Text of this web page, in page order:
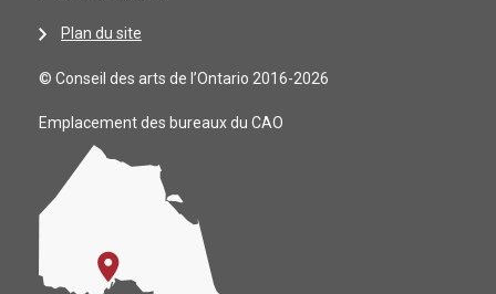
Plan du site
© Conseil des arts de l’Ontario 2016-2026
Emplacement des bureaux du CAO